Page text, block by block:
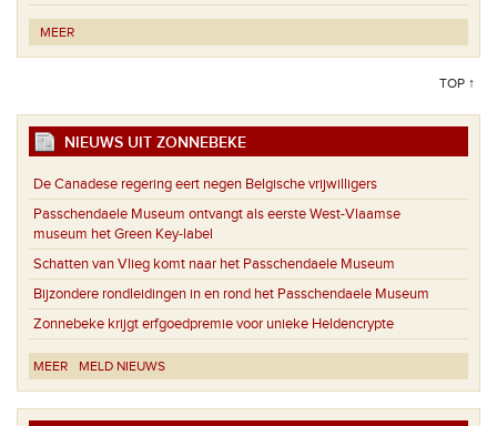
MEER
TOP ↑
NIEUWS UIT ZONNEBEKE
De Canadese regering eert negen Belgische vrijwilligers
Passchendaele Museum ontvangt als eerste West-Vlaamse
museum het Green Key-label
Schatten van Vlieg komt naar het Passchendaele Museum
Bijzondere rondleidingen in en rond het Passchendaele Museum
Zonnebeke krijgt erfgoedpremie voor unieke Heldencrypte
MEER MELD NIEUWS